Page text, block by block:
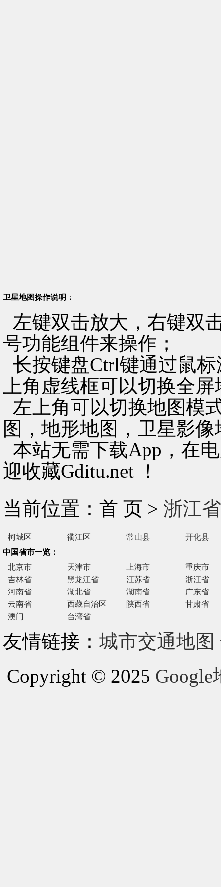
卫星地图操作说明：
左键双击放大，右键双
号功能组件来操作；
长按键盘Ctrl键通过鼠
上角虚线框可以切换全
左上角可以切换地图模
图，地形地图，卫星影像
本站无需下载App，在
迎收藏Gditu.net ！
当前位置：首 页 > 浙江
柯城区 衢江区 常山县
开化县
中国省市一览：
北京市
天津市 上海市
重庆市
吉林省
黑龙江省 江苏省
浙江省
河南省
湖北省 湖南省
广东省
云南省
西藏自治区 陕西省
甘肃省
澳门
台湾省
友情链接： 城市交通地图
Copyright © 2025 Google